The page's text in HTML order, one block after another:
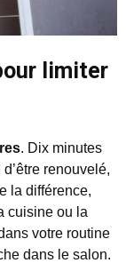
limiter
. Dix minutes
renouvelé,
la différence,
cuisine ou la
votre routine
dans le salon.